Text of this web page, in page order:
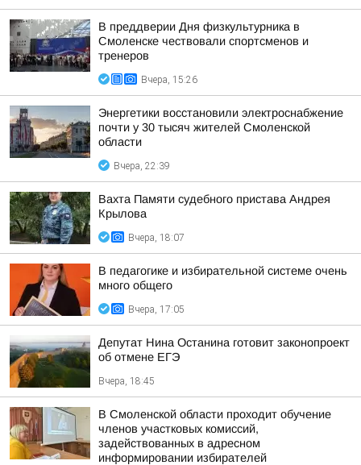
В преддверии Дня физкультурника в
Смоленске чествовали спортсменов и
тренеров
Вчера, 15:26
Энергетики восстановили электроснабжение
почти у 30 тысяч жителей Смоленской
области
Вчера, 22:39
Вахта Памяти судебного пристава Андрея
Крылова
Вчера, 18:07
В педагогике и избирательной системе очень
много общего
Вчера, 17:05
Депутат Нина Останина готовит законопроект
об отмене ЕГЭ
Вчера, 18:45
В Смоленской области проходит обучение
членов участковых комиссий,
задействованных в адресном
информировании избирателей